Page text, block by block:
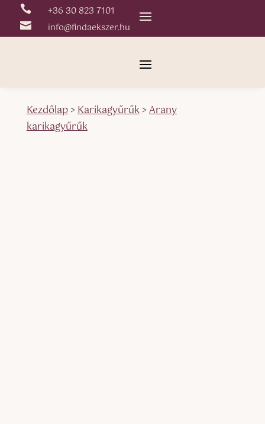
 +36 30 823 7101
 info@findaekszer.hu
Kezdőlap>Karikagyűrűk>Arany
karikagyűrűk